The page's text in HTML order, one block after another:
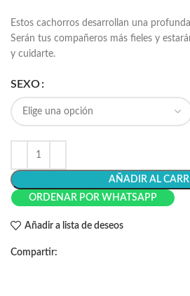
Estos cachorros desarrollan una
Serán tus compañeros más fieles y
y cuidarte.
SEXO
AÑADIR AL
ORDENAR POR WHATSAPP
Añadir a lista de deseos
Compartir: